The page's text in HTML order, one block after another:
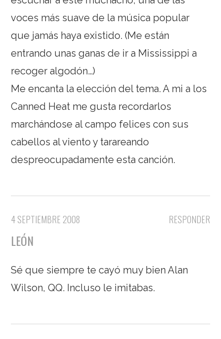
voces más suave de la música popular
que jamás haya existido. (Me están
entrando unas ganas de ir a Mississippi a
recoger algodón…)
Me encanta la elección del tema. A mi a los
Canned Heat me gusta recordarlos
marchándose al campo felices con sus
cabellos al viento y tarareando
despreocupadamente esta canción.
RESPONDER
4 SEPTIEMBRE 2008
LEÓN
Sé que siempre te cayó muy bien Alan
Wilson, QQ. Incluso le imitabas.